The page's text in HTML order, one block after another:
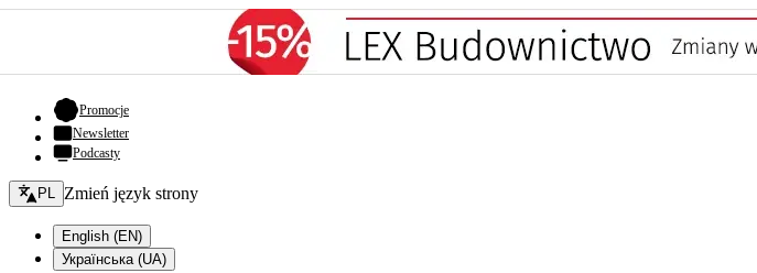
Promocje- otwiera się w nowej karcie
Newsletter
Podcasty
Zmień język - bieżący:
PL Zmień język strony
English (EN)
Українська (UA)